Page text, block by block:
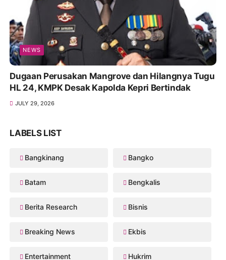
NEWS
Dugaan Perusakan Mangrove dan Hilangnya Tugu
HL 24, KMPK Desak Kapolda Kepri Bertindak
JULY 29, 2026
LABELS LIST
Bangkinang Bangko
Batam Bengkalis
Berita Research Bisnis
Breaking News Ekbis
Entertainment Hukrim